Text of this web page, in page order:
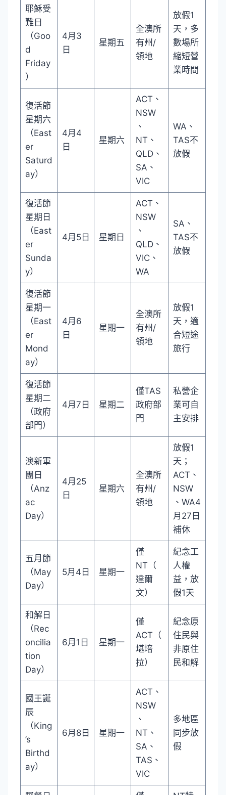
耶穌受
難日
（Goo
d
Friday
）
4月3
日
星期五
全澳所
有州/
領地
放假1
天，多
數場所
縮短營
業時間
復活節
星期六
（East
er
Saturd
ay）
4月4
日
星期六
ACT、
NSW
、
NT、
QLD、
SA、
VIC
WA、
TAS不
放假
復活節
星期日
（East
er
Sunda
y）
4月5日 星期日
ACT、
NSW
、
QLD、
VIC、
WA
SA、
TAS不
放假
復活節
星期一
（East
er
Mond
ay）
4月6
日
星期一
全澳所
有州/
領地
放假1
天，適
合短途
旅行
復活節
星期二
（政府
部門）
4月7日 星期二
僅TAS
政府部
門
私營企
業可自
主安排
澳新軍
團日
（Anz
ac
Day）
4月25
日
星期六
全澳所
有州/
領地
放假1
天；
ACT、
NSW
、WA4
月27日
補休
五月節
（May
Day）
5月4日 星期一
僅
NT（
達爾
文）
紀念工
人權
益，放
假1天
和解日
（Rec
oncilia
tion
Day）
6月1日 星期一
僅
ACT（
堪培
拉）
紀念原
住民與
非原住
民和解
國王誕
辰
（King
’s
Birthd
ay）
6月8日 星期一
ACT、
NSW
、
NT、
SA、
TAS、
VIC
多地區
同步放
假